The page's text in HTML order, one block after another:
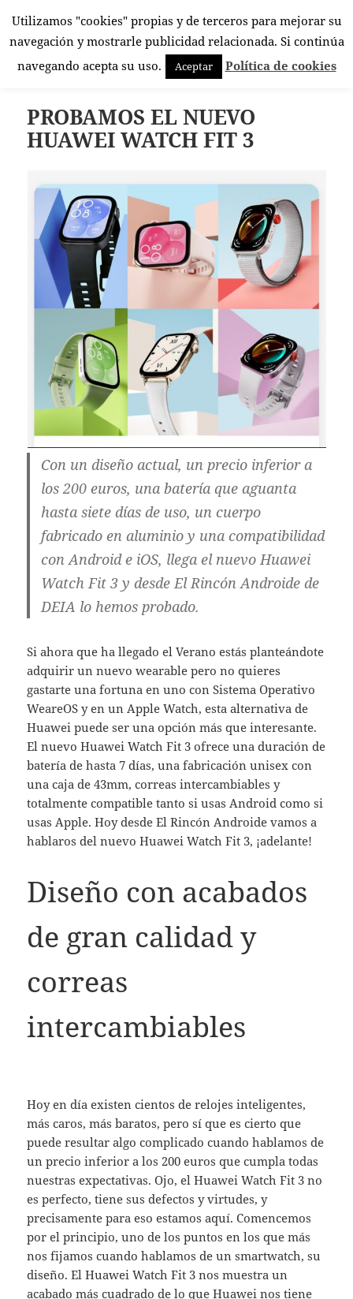
El Rincón Androide
MENÚ
Y
PROBAMOS EL NUEVO
HUAWEI WATCH FIT 3
Con un diseño actual, un precio inferior a
los 200 euros, una batería que aguanta
hasta siete días de uso, un cuerpo
fabricado en aluminio y una compatibilidad
con Android e iOS, llega el nuevo Huawei
Watch Fit 3 y desde El Rincón Androide de
DEIA lo hemos probado.
Si ahora que ha llegado el Verano estás planteándote
adquirir un nuevo wearable pero no quieres
gastarte una fortuna en uno con Sistema Operativo
WeareOS y en un Apple Watch, esta alternativa de
Huawei puede ser una opción más que interesante.
El nuevo Huawei Watch Fit 3 ofrece una duración de
batería de hasta 7 días, una fabricación unisex con
una caja de 43mm, correas intercambiables y
totalmente compatible tanto si usas Android como si
usas Apple. Hoy desde El Rincón Androide vamos a
hablaros del nuevo Huawei Watch Fit 3, ¡adelante!
Diseño con acabados
de gran calidad y
correas
intercambiables
Hoy en día existen cientos de relojes inteligentes,
más caros, más baratos, pero sí que es cierto que
puede resultar algo complicado cuando hablamos de
un precio inferior a los 200 euros que cumpla todas
nuestras expectativas. Ojo, el Huawei Watch Fit 3 no
es perfecto, tiene sus defectos y virtudes, y
precisamente para eso estamos aquí. Comencemos
por el principio, uno de los puntos en los que más
nos fijamos cuando hablamos de un smartwatch, su
diseño. El Huawei Watch Fit 3 nos muestra un
acabado más cuadrado de lo que Huawei nos tiene
Utilizamos "cookies" propias y de terceros para mejorar su
navegación y mostrarle publicidad relacionada. Si continúa
navegando acepta su uso.
Aceptar Política de cookies